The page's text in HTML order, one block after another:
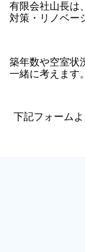
有限会社山長は
対策・リノベー
築年数や空室状
一緒に考えます。
下記フォーム